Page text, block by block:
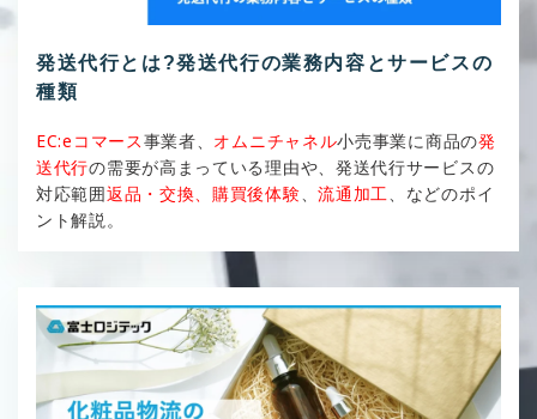
発送代行とは?発送代行の業務内容とサービスの
種類
EC:eコマース事業者、 オムニチャネル小売事業に商品の発
送代行の需要が高まっている理由や、発送代行サービスの
対応範囲返品・交換、購買後体験、流通加工、などのポイ
ント解説。